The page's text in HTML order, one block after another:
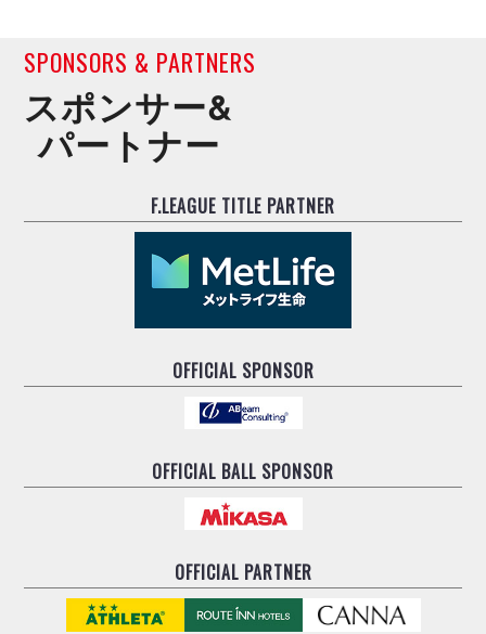
SPONSORS & PARTNERS
スポンサー&
パートナー
F.LEAGUE TITLE PARTNER
OFFICIAL SPONSOR
OFFICIAL BALL SPONSOR
OFFICIAL PARTNER